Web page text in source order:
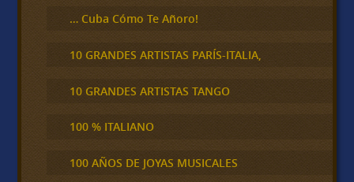
… Cuba Cómo Te Añoro!
10 GRANDES ARTISTAS PARÍS-ITALIA,
10 GRANDES ARTISTAS TANGO
100 % ITALIANO
100 AÑOS DE JOYAS MUSICALES